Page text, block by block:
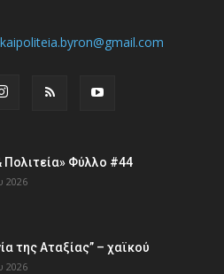
Πολιτεία» Φύλλο #44
2026
της Αταξίας” – χαϊκού
2026